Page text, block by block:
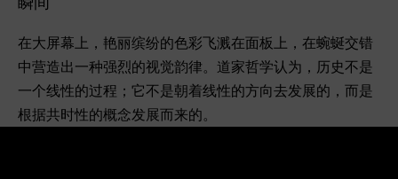
在大屏幕上，艳丽缤纷的色彩飞溅在面板上，在蜿蜒交错
中营造出一种强烈的视觉韵律。道家哲学认为，历史不是
一个线性的过程；它不是朝着线性的方向去发展的，而是
根据共时性的概念发展而来的。